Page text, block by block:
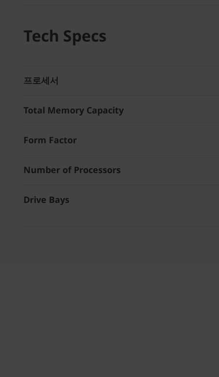
Tech Specs
프로세서
Total Memory Capacity
Form Factor
Number of Processors
Drive Bays